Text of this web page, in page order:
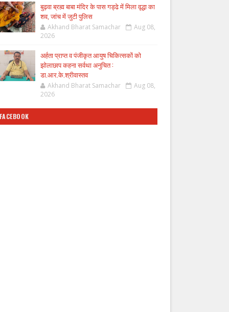
बुढ़वा ब्रह्म बाबा मंदिर के पास गड्ढे में मिला वृद्धा का
शव, जांच में जुटी पुलिस
Akhand Bharat Samachar
Aug 08,
2026
अर्हता प्राप्त व पंजीकृत आयुष चिकित्सकों को
झोलाछाप कहना सर्वथा अनुचित :
डा.आर.के.श्रीवास्तव
Akhand Bharat Samachar
Aug 08,
2026
FACEBOOK